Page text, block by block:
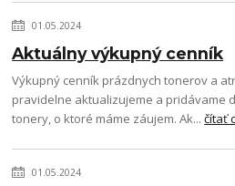
01.05.2024
Aktuálny výkupný cenník
Výkupný cenník prázdnych tonerov a
pravidelne aktualizujeme a pridávame
tonery, o ktoré máme záujem. Ak...čítať
01.05.2024